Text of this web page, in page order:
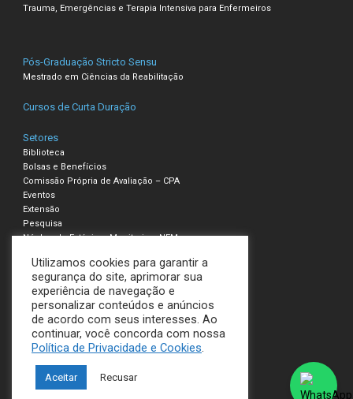
Trauma, Emergências e Terapia Intensiva para Enfermeiros
Pós-Graduação Stricto Sensu
Mestrado em Ciências da Reabilitação
Cursos de Curta Duração
Setores
Biblioteca
Bolsas e Benefícios
Comissão Própria de Avaliação – CPA
Eventos
Extensão
Pesquisa
Núcleo de Estágio e Monitoria – NEM
Compliance – Ouvidoria
Política de Privacidade e Cookies
Termos de Uso
UNILAVRAS
Utilizamos cookies para garantir a
segurança do site, aprimorar sua
experiência de navegação e
personalizar conteúdos e anúncios
de acordo com seus interesses. Ao
continuar, você concorda com nossa
Política de Privacidade e Cookies.
Aceitar Recusar